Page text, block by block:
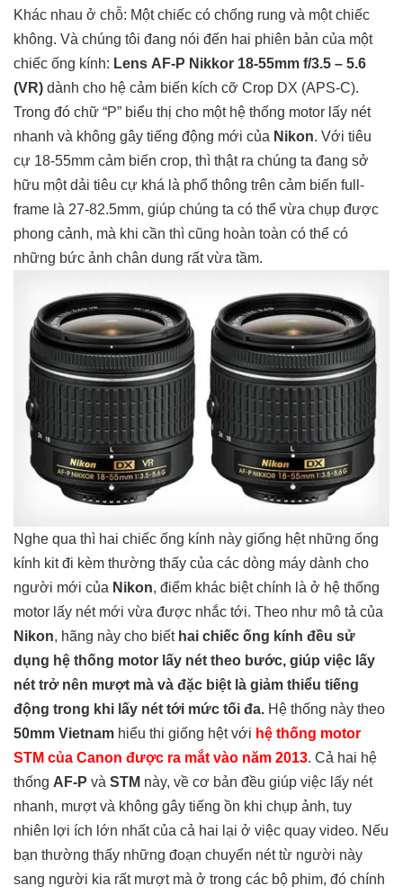
Khác nhau ở chỗ: Một chiếc có chống rung và một chiếc
không. Và chúng tôi đang nói đến hai phiên bản của một
chiếc ống kính: Lens AF-P Nikkor 18-55mm f/3.5 – 5.6
(VR) dành cho hệ cảm biến kích cỡ Crop DX (APS-C).
Trong đó chữ “P” biểu thị cho một hệ thống motor lấy nét
nhanh và không gây tiếng động mới của Nikon. Với tiêu
cự 18-55mm cảm biến crop, thì thật ra chúng ta đang sở
hữu một dải tiêu cự khá là phổ thông trên cảm biến full-
frame là 27-82.5mm, giúp chúng ta có thể vừa chụp được
phong cảnh, mà khi cần thì cũng hoàn toàn có thể có
những bức ảnh chân dung rất vừa tầm.
Nghe qua thì hai chiếc ống kính này giống hệt những ống
kính kit đi kèm thường thấy của các dòng máy dành cho
người mới của Nikon, điểm khác biệt chính là ở hệ thống
motor lấy nét mới vừa được nhắc tới. Theo như mô tả của
Nikon, hãng này cho biết hai chiếc ống kính đều sử
dụng hệ thống motor lấy nét theo bước, giúp việc lấy
nét trở nên mượt mà và đặc biệt là giảm thiểu tiếng
động trong khi lấy nét tới mức tối đa. Hệ thống này theo
50mm Vietnam hiểu thi giống hệt với hệ thống motor
STM của Canon được ra mắt vào năm 2013. Cả hai hệ
thống AF-P và STM này, về cơ bản đều giúp việc lấy nét
nhanh, mượt và không gây tiếng ồn khi chụp ảnh, tuy
nhiên lợi ích lớn nhất của cả hai lại ở việc quay video. Nếu
bạn thường thấy những đoạn chuyển nét từ người này
sang người kia rất mượt mà ở trong các bộ phim, đó chính